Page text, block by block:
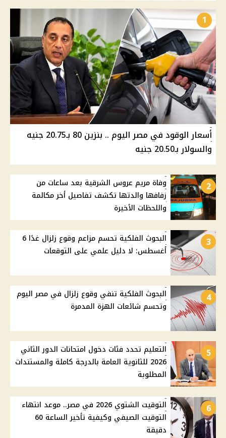
1
أسعار الوقود في مصر اليوم .. بنزين 80 بـ20.75 جنيه
والسولار بـ20.50 جنيه
2
وفاة مريم عروس الشرقية بعد ساعات من
زفافها والدتها تكشف تفاصيل أخر مكالمة
واللحظات الأخيرة
3
البحوث الفلكية تحسم مزاعم وقوع زلزال غدًا 6
أغسطس: لا دليل علمي على التوقعات
4
البحوث الفلكية تنفي وقوع زلزال في مصر اليوم
وتحسم شائعات الهزة المدمرة
5
التعليم تحدد فئات دخول امتحانات الدور الثاني
2026 للثانوية العامة بالدرجة كاملة والمستندات
المطلوبة
6
التوقيت الشتوي 2026 في مصر.. موعد انتهاء
التوقيت الصيفي وكيفية تأخير الساعة 60
دقيقة